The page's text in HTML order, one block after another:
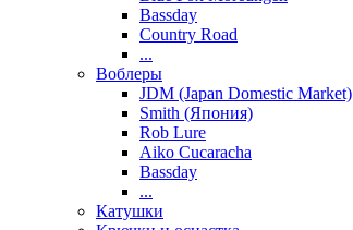
Bassday
Country Road
...
Воблеры
JDM (Japan Domestic Market)
Smith (Япония)
Rob Lure
Aiko Cucaracha
Bassday
...
Катушки